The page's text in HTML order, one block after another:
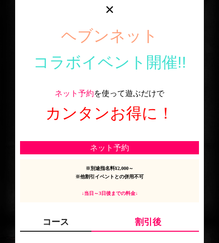
×
ヘブンネット
コラボイベント開催!!
ネット予約を使って遊ぶだけで
カンタンお得に！
ネット予約
※別途指名料¥2,000～
※他割引イベントとの併用不可
↓当日～3日後までの料金↓
コース 割引後